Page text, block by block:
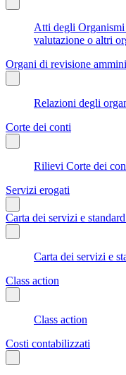
Atti degli
valutazione o altri
Organi di revisione
Relazioni degli
Corte dei conti
Rilievi Corte dei
Servizi erogati
Carta dei servizi e
Carta dei servizi e
Class action
Class action
Costi contabilizzati